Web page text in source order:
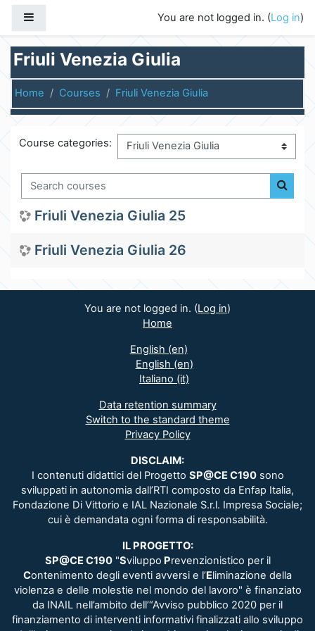
You are not logged in. (Log in)
Friuli Venezia Giulia
Home Courses Friuli Venezia Giulia
Course categories:
Search courses
Friuli Venezia Giulia 25
Friuli Venezia Giulia 26
You are not logged in. (Log in)
Home
English ‎(en)‎
English ‎(en)‎
Italiano ‎(it)‎
Data retention summary
Switch to the standard theme
Privacy Policy
DISCLAIM:
I contenuti didattici del Progetto SP@CE C190sono
sviluppati in autonomia dall’RTI composto da Enfap Italia,
Fondazione Di Vittorio e IAL Nazionale S.r.l. Impresa Sociale;
cui è demandata ogni forma di responsabilità.
IL PROGETTO:
SP@CE C190"Sviluppo Prevenzionistico per il
Contenimento degli eventi avversi e l’Eliminazione della
violenza e delle molestie nel mondo del lavoro" è finanziato
da INAIL nell’ambito dell’“Avviso pubblico 2020 per il
finanziamento di interventi informativi finalizzati allo sviluppo